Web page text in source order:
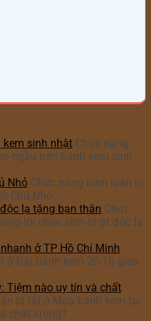
kem sinh nhật Chức năng
ngầu trên bánh kem sinh
Nhỏ Chức năng bình luận bị
Chủ Nhỏ
lạ tặng bạn thân Chức
lời chúc sinh nhật độc lạ
ở TP Hồ Chí Minh
ở Đặt bánh kem 20-10 giao
Tiệm nào uy tín và chất
bị tắt ở Mua bánh kem tại
chất lượng?